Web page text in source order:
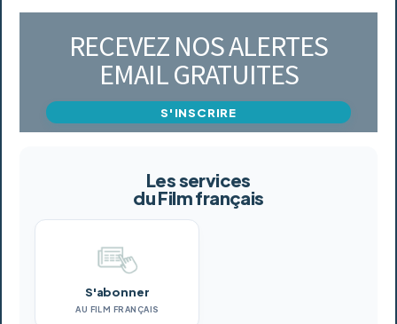
RECEVEZ NOS ALERTES
EMAIL GRATUITES
S'INSCRIRE
Les services
du Film français
S'abonner
AU FILM FRANÇAIS